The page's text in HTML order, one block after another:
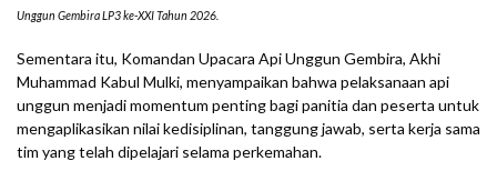
Unggun Gembira LP3 ke-XXI Tahun 2026.
Sementara itu, Komandan Upacara Api Unggun Gembira, Akhi
Muhammad Kabul Mulki, menyampaikan bahwa pelaksanaan api
unggun menjadi momentum penting bagi panitia dan peserta untuk
mengaplikasikan nilai kedisiplinan, tanggung jawab, serta kerja sama
tim yang telah dipelajari selama perkemahan.